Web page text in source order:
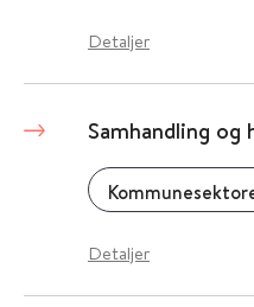
Detaljer
Samhandling og
Detaljer